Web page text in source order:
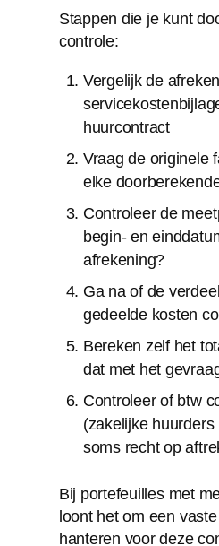
Stappen die je kunt
controle:
Vergelijk de
huurcontract
Vraag de originele
elke
Controleer de
begin- en
afrekening?
Ga na of de
gedeelde kosten
Bereken zelf het
dat met het
Controleer of btw
(zakelijke
soms recht op
Bij portefeuilles met
loont het om een
hanteren voor deze